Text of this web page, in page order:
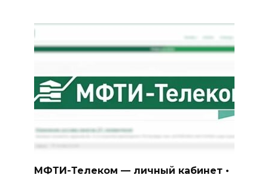
МФТИ-Телеком — личный кабинет •